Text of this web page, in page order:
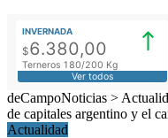
INVERNADA
$6.380,00
Terneros 180/200 Kg
Ver todos
deCampoNoticias >
de capitales argentino y el
Actualidad